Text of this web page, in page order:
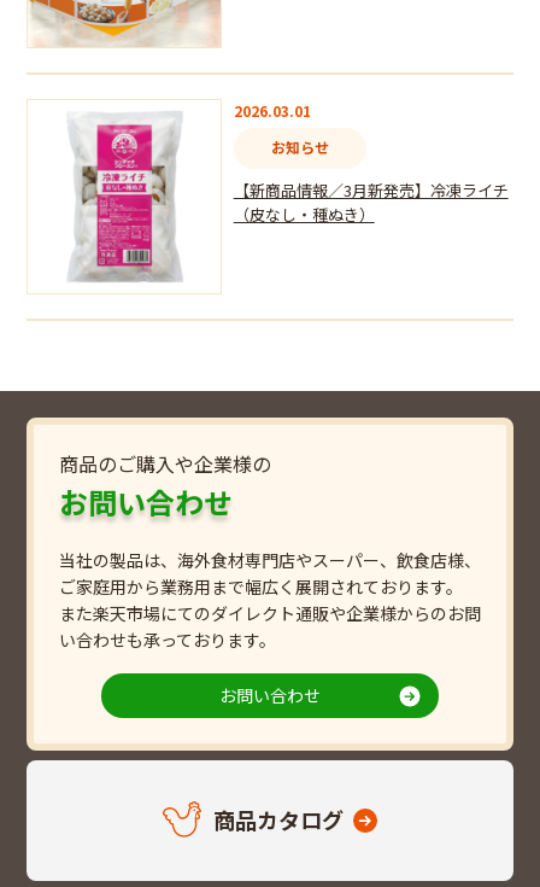
2026.03.01
お知らせ
【新商品情報／3月新発売】冷凍ライチ
（皮なし・種ぬき）
商品のご購入や企業様の
お問い合わせ
当社の製品は、海外食材専門店やスーパー、飲食店様、
ご家庭用から業務用まで幅広く展開されております。
また楽天市場にてのダイレクト通販や企業様からのお問
い合わせも承っております。
お問い合わせ
商品カタログ